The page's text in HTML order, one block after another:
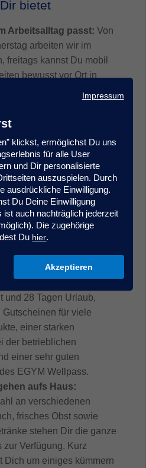
bietet
Arbeitsalltag passt: Von
arbeiten wir im
freitags kannst Du mobil
bewusst vor Ort in
Office in Hamburg –
schnelle
Teamgefühl für uns
Welten:
Bei uns
Sicherheit und Stabilität
–
Drive, der
dem
eines Startups. Wir
und geben Dir gleichzeitig
und Themen aktiv
und 28 Tagen Urlaub,
Gutscheinen für viele
einer starken
der betrieblichen
einer sehr guten
EGYM Wellpass.
aufs Haus:
an verschiedenen
frisches Obst sowie
stehen Dir die ganze
zur Verfügung. Kurz
Dich um einiges kümmern
Impressum
klickst, ermöglichst Du uns
für alle User
und Dir personalisierte
auszuspielen. Durch
ausdrückliche Einwilligung.
Du Deine Einwilligung
ist auch nachträglich jederzeit
Die zugehörige
Du hier.
Akzeptieren